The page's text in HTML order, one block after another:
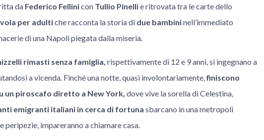
da Federico FelliniconTullio Pinellie ritrovata tra le carte dello
per adultiche racconta la storia di due bambininell’immediato
di una Napoli piegata dalla miseria.
rimasti senza famiglia, rispettivamente di 12 e 9 anni, si ingegnano a
a vicenda. Finché una notte, quasi involontariamente,finiscono
un piroscafo diretto a New York, dove vive la sorella di Celestina,
emigranti italiani in cerca di fortuna sbarcano in una metropoli
peripezie, impareranno a chiamare casa.